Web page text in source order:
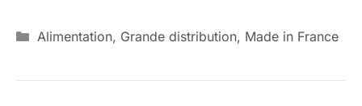
Catégories
Alimentation, Grande distribution, Made in France